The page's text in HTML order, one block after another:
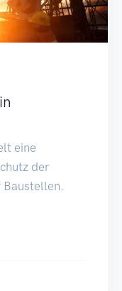
eine
der
Baustellen.